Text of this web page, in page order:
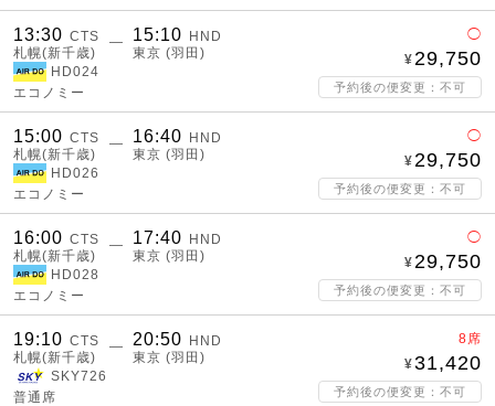
13:30 CTS
札幌(新千歳)
― 15:10
HND
東京 (羽田)
HD024
エコノミー
◯
29,750
予約後の便変更：不可
15:00 CTS
札幌(新千歳)
― 16:40
HND
東京 (羽田)
HD026
エコノミー
◯
29,750
予約後の便変更：不可
16:00 CTS
札幌(新千歳)
― 17:40
HND
東京 (羽田)
HD028
エコノミー
◯
29,750
予約後の便変更：不可
19:10 CTS
札幌(新千歳)
― 20:50
HND
東京 (羽田)
SKY726
普通席
8席
31,420
予約後の便変更：不可